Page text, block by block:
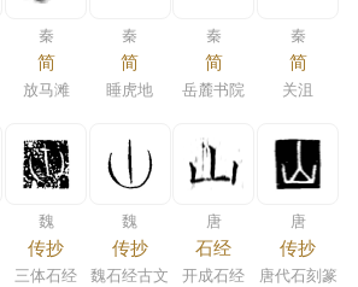
秦
简
放马滩
秦
简
睡虎地
秦
简
岳麓书院
秦
简
关沮
魏
传抄
三体石经
魏
传抄
魏石经古文
唐
石经
开成石经
唐
传抄
唐代石刻篆